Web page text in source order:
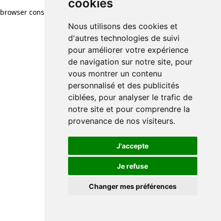
cookies
Nous utilisons des cookies et
d'autres technologies de suivi
pour améliorer votre expérience
de navigation sur notre site, pour
vous montrer un contenu
personnalisé et des publicités
ciblées, pour analyser le trafic de
notre site et pour comprendre la
provenance de nos visiteurs.
J'accepte
Je refuse
Changer mes préférences
browser console for more information)